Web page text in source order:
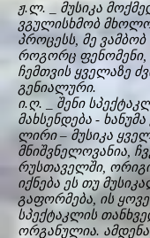
ჟ.ლ. _ მუსიკა
ვგულისხმობ
პროცესს, მე
როგორც ფენომენი,
ჩემთვის ყველაზე
გენიალური.
ი.ღ. _ შენი
მახსენდება - ხანუმა
ლირი – მუსიკა
მნიშვნელოვანია,
რუსთაველში,
იქნება ეს თუ
გაფორმება, ის
სპექტაკლის
ორგანულია.